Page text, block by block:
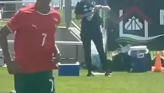
Pokretanje videa...